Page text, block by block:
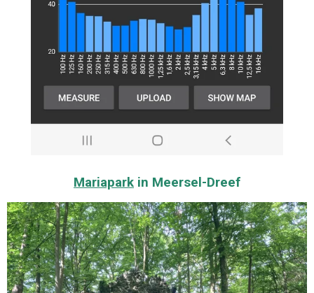
Mariapark in Meersel-Dreef